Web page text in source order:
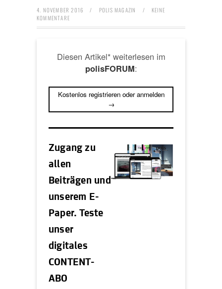
4. NOVEMBER 2016 / POLIS MAGAZIN /
KEINE
KOMMENTARE
Diesen Artikel* weiterlesen im
polisFORUM:
Kostenlos registrieren oder anmelden
→
Zugang zu
allen
Beiträgen und
unserem E-
Paper. Teste
unser
digitales
CONTENT-
ABO